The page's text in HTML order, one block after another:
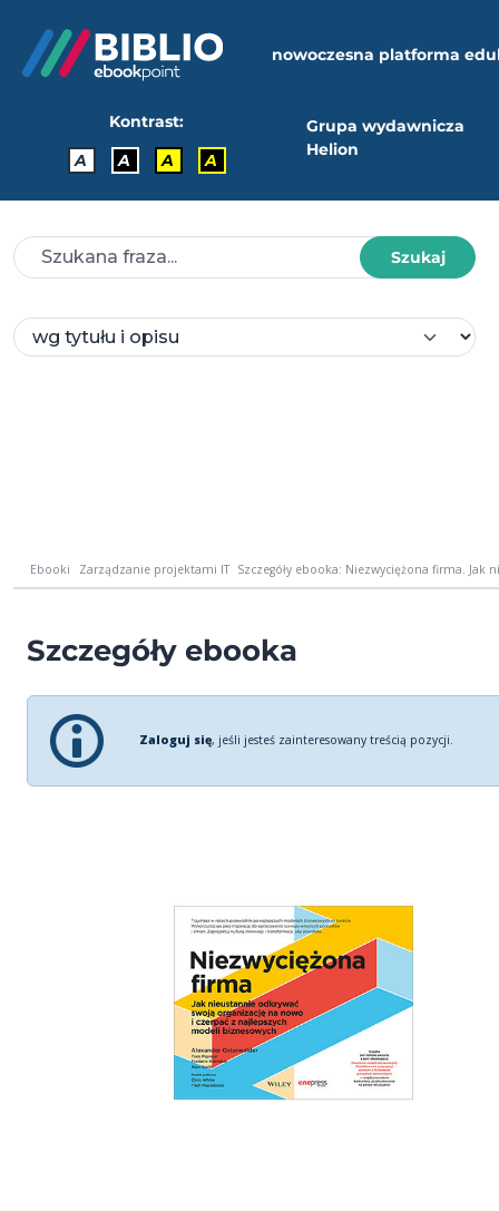
nowoczesna platforma
Kontrast:
A
A A A
Grupa wydawnicza
Helion
Szukaj
Ebooki Zarządzanie projektami IT Szczegóły ebooka: Niezwyciężona firma. Jak
Szczegóły ebooka
Zaloguj się, jeśli jesteś zainteresowany treścią pozycji.